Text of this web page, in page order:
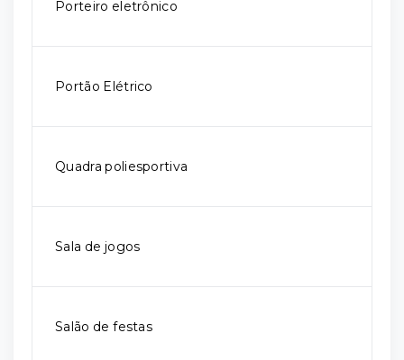
Porteiro eletrônico
Portão Elétrico
Quadra poliesportiva
Sala de jogos
Salão de festas